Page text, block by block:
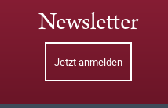
Newsletter
Jetzt anmelden